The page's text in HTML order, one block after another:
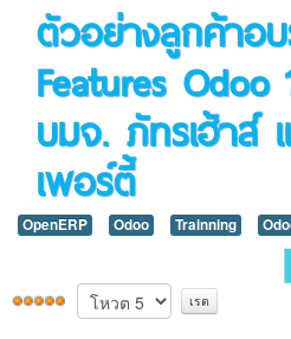
สินค้า
ลูกค้า
ภาพกิจกรรม
ร่วมงานกับเรา
ช่วยเหลือ
ตัวอย่างลูกค้าอ
Features Odoo
บมจ. ภัทรเฮ้า
เพอร์ตี้
OpenERP Odoo Trainning